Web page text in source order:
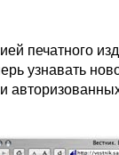
печатного
узнавать